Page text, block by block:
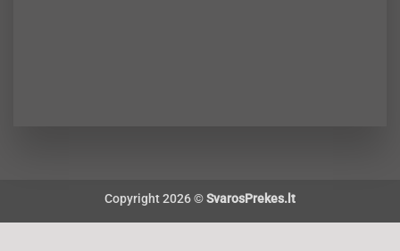
Copyright 2026 ©SvarosPrekes.lt